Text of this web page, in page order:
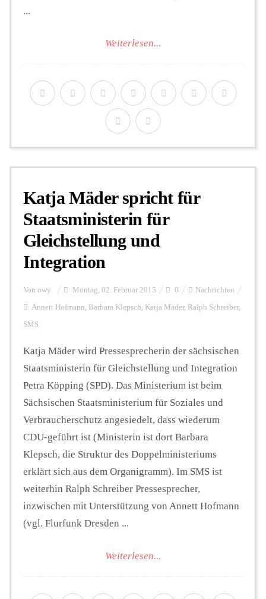
...
Weiterlesen...
Katja Mäder spricht für
Staatsministerin für
Gleichstellung und
Integration
Von owy Montag, 02. Februar 2015 0 Nachrichten
Annett Hofmann, Barbara Klepsch, Katja Mäder, Ralph Schreiber,
SMS
Katja Mäder wird Pressesprecherin der sächsischen
Staatsministerin für Gleichstellung und Integration
Petra Köpping (SPD). Das Ministerium ist beim
Sächsischen Staatsministerium für Soziales und
Verbraucherschutz angesiedelt, dass wiederum
CDU-geführt ist (Ministerin ist dort Barbara
Klepsch, die Struktur des Doppelministeriums
erklärt sich aus dem Organigramm). Im SMS ist
weiterhin Ralph Schreiber Pressesprecher,
inzwischen mit Unterstützung von Annett Hofmann
(vgl. Flurfunk Dresden ...
Weiterlesen...